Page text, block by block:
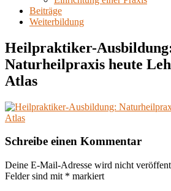
Beiträge
Weiterbildung
Heilpraktiker-
Naturheilpraxis heute
Atlas
Schreibe einen Kommentar
Deine E-Mail-Adresse wird nicht
Felder sind mit * markiert